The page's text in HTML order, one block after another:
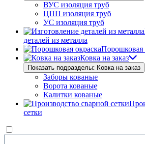
ВУС изоляция труб
ЦПП изоляция труб
УС изоляция труб
деталей из металла
Порошковая
Ковка на заказ
Показать подразделы: Ковка на заказ
Заборы кованые
Ворота кованые
Калитки кованые
сетки